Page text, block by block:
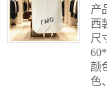
产
西
尺
颜
色